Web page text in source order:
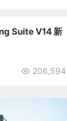
Suite V14 新
206,594